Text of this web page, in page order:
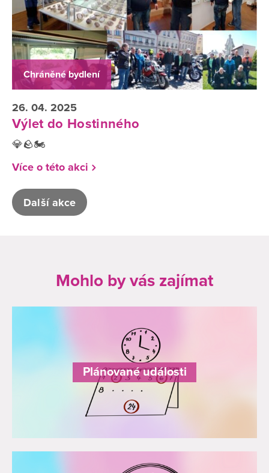
Chráněné bydlení
26. 04. 2025
Výlet do Hostinného
💎🪨🏍️
Více o této akci
Další akce
Mohlo by vás zajímat
Plánované události